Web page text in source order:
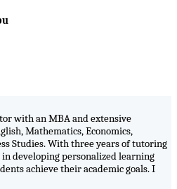
with an MBA and extensive
Mathematics, Economics,
Studies. With three years of tutoring
developing personalized learning
achieve their academic goals. I